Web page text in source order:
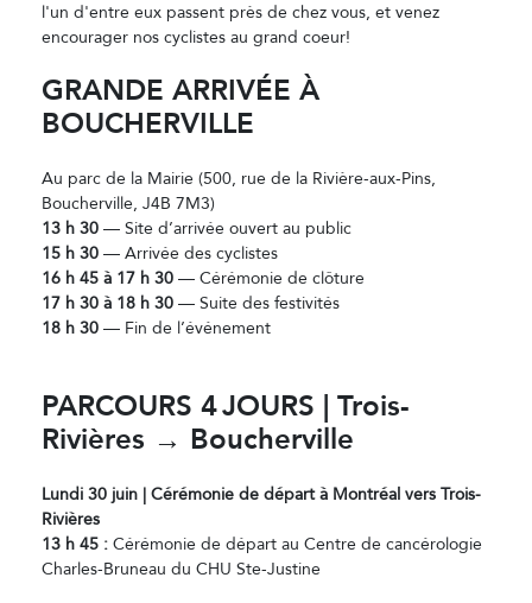
l'un d'entre eux passent près de chez vous, et venez
encourager nos cyclistes au grand coeur!
GRANDE ARRIVÉE À
BOUCHERVILLE
Au parc de la Mairie (500, rue de la Rivière-aux-Pins,
Boucherville, J4B 7M3)
13 h 30 — Site d’arrivée ouvert au public
15 h 30 — Arrivée des cyclistes
16 h 45 à 17 h 30 — Cérémonie de clôture
17 h 30 à 18 h 30 — Suite des festivités
18 h 30 — Fin de l’événement
PARCOURS 4JOURS | Trois-
Rivières → Boucherville
Lundi 30 juin | Cérémonie de départ à Montréal vers Trois-
Rivières
13 h 45 : Cérémonie de départ au Centre de cancérologie
Charles-Bruneau du CHU Ste-Justine